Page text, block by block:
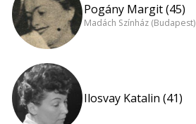
Pogány Margit (45)
Madách Színház (Budapest)
Ilosvay Katalin (41)